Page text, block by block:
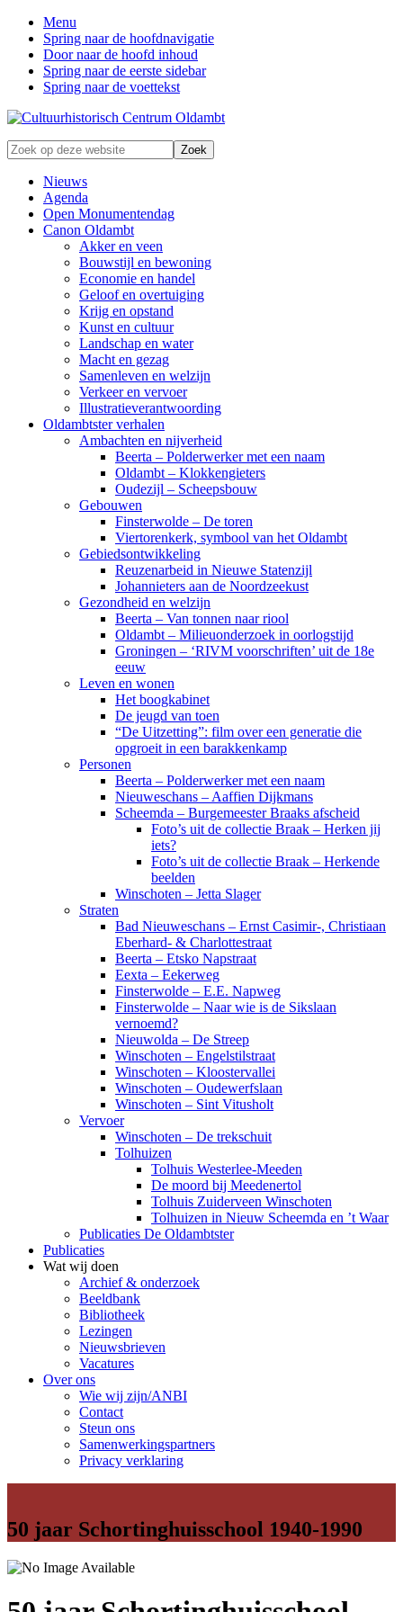
Menu
Spring naar de hoofdnavigatie
Door naar de hoofd inhoud
Spring naar de eerste sidebar
Spring naar de voettekst
Zonder
verleden
geen
toekomst
Zoek
op
deze
website
Nieuws
Agenda
Open Monumentendag
Canon Oldambt
Akker en veen
Bouwstijl en bewoning
Economie en handel
Geloof en overtuiging
Krijg en opstand
Kunst en cultuur
Landschap en water
Macht en gezag
Samenleven en welzijn
Verkeer en vervoer
Illustratieverantwoording
Oldambtster verhalen
Ambachten en nijverheid
Beerta – Polderwerker met een naam
Oldambt – Klokkengieters
Oudezijl – Scheepsbouw
Gebouwen
Finsterwolde – De toren
Viertorenkerk, symbool van het Oldambt
Gebiedsontwikkeling
Reuzenarbeid in Nieuwe Statenzijl
Johannieters aan de Noordzeekust
Gezondheid en welzijn
Beerta – Van tonnen naar riool
Oldambt – Milieuonderzoek in oorlogstijd
Groningen – ‘RIVM voorschriften’ uit de 18e
eeuw
Leven en wonen
Het boogkabinet
De jeugd van toen
“De Uitzetting”: film over een generatie die
opgroeit in een barakkenkamp
Personen
Beerta – Polderwerker met een naam
Nieuweschans – Aaffien Dijkmans
Scheemda – Burgemeester Braaks afscheid
Foto’s uit de collectie Braak – Herken jij
iets?
Foto’s uit de collectie Braak – Herkende
beelden
Winschoten – Jetta Slager
Straten
Bad Nieuweschans – Ernst Casimir-, Christiaan
Eberhard- & Charlottestraat
Beerta – Etsko Napstraat
Eexta – Eekerweg
Finsterwolde – E.E. Napweg
Finsterwolde – Naar wie is de Sikslaan
vernoemd?
Nieuwolda – De Streep
Winschoten – Engelstilstraat
Winschoten – Kloostervallei
Winschoten – Oudewerfslaan
Winschoten – Sint Vitusholt
Vervoer
Winschoten – De trekschuit
Tolhuizen
Tolhuis Westerlee-Meeden
De moord bij Meedenertol
Tolhuis Zuiderveen Winschoten
Tolhuizen in Nieuw Scheemda en ’t Waar
Publicaties De Oldambtster
Publicaties
Wat wij doen
Archief & onderzoek
Beeldbank
Bibliotheek
Lezingen
Nieuwsbrieven
Vacatures
Over ons
Wie wij zijn/ANBI
Contact
Steun ons
Samenwerkingspartners
Privacy verklaring
50 jaar Schortinghuisschool 1940-1990